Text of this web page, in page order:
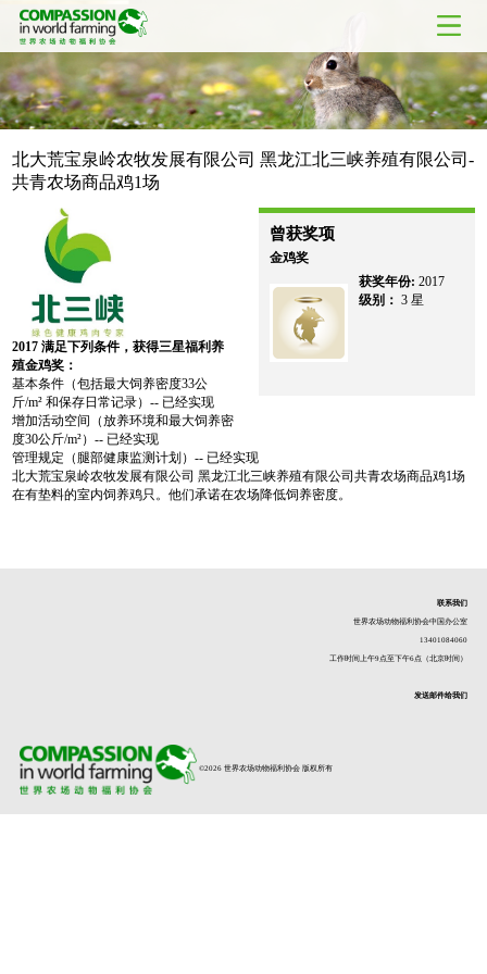
北大荒宝泉岭农牧发展有限公司 黑龙江北三峡养殖有限公司-
共青农场商品鸡1场
曾获奖项
金鸡奖
获奖年份: 2017
级别： 3 星
2017 满足下列条件，获得三星福利养
殖金鸡奖：
基本条件（包括最大饲养密度33公
斤/m² 和保存日常记录）-- 已经实现
增加活动空间（放养环境和最大饲养密
度30公斤/m²）-- 已经实现
管理规定（腿部健康监测计划）-- 已经实现
北大荒宝泉岭农牧发展有限公司 黑龙江北三峡养殖有限公司共青农场商品鸡1场
在有垫料的室内饲养鸡只。他们承诺在农场降低饲养密度。
联系我们
世界农场动物福利协会中国办公室
13401084060
工作时间上午9点至下午6点（北京时间）
发送邮件给我们
©2026 世界农场动物福利协会 版权所有